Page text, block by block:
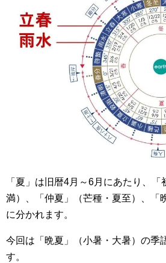
「夏」は旧暦4月～6月にあたり、
満）、「仲夏」（芒種・夏至）、「
に分かれます。
今回は「晩夏」（小暑・大暑）の季
す。